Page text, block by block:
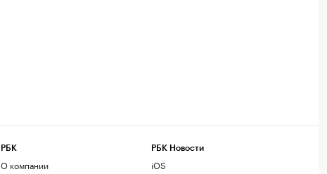
РБК
О компании
РБК Новости
iOS